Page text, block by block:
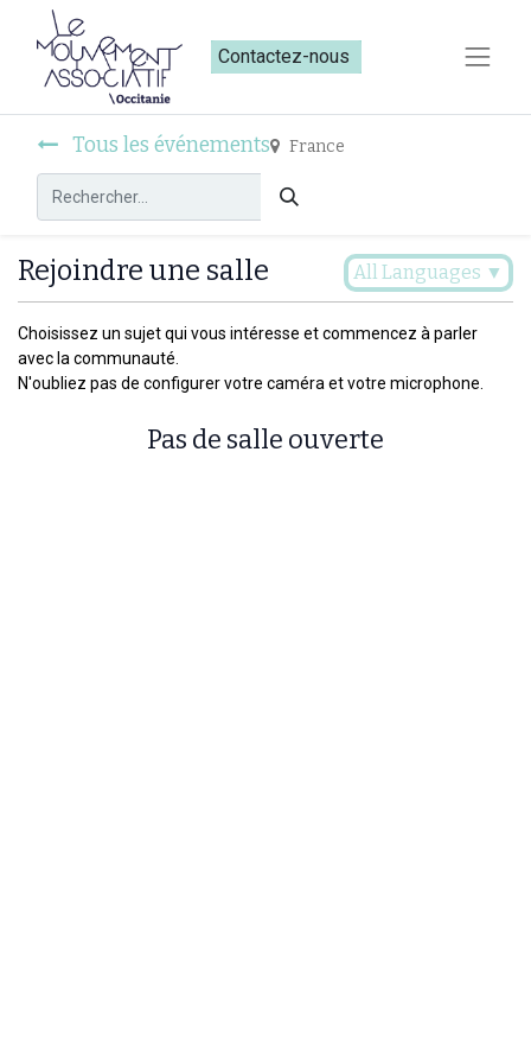
Contactez-nous​​
Tous les événements France
Rejoindre une salle All Languages ▼
Choisissez un sujet qui vous intéresse et commencez à parler
avec la communauté.
N'oubliez pas de configurer votre caméra et votre microphone.
Pas de salle ouverte